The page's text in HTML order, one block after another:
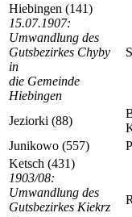
Hiebingen (141)
15.07.1907:
Umwandlung des
Gutsbezirkes Chyby
in
die Gemeinde
Hiebingen
Jeziorki (88)
Junikowo (557)
Ketsch (431)
1903/08:
Umwandlung des
Gutsbezirkes Kiekrz